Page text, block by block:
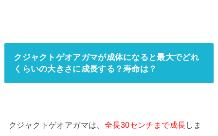
クジャクトゲオアガマが成体になると最大でどれ
くらいの大きさに成長する？寿命は？
クジャクトゲオアガマは、 全長30センチまで成長しま